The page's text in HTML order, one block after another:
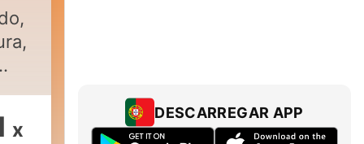
x
DESCARREGAR APP